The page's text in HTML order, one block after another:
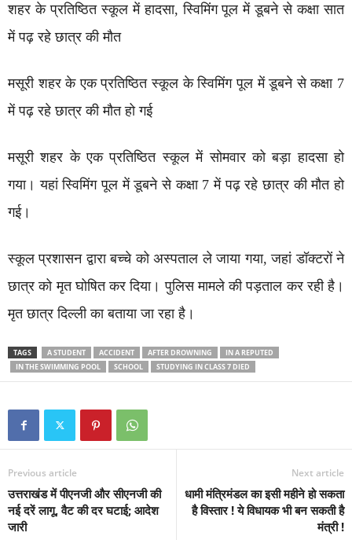
शहर के प्रतिष्ठित स्कूल में हादसा, स्विमिंग पूल में डूबने से कक्षा सात
में पढ़ रहे छात्र की मौत
मसूरी शहर के एक प्रतिष्ठित स्कूल के स्विमिंग पूल में डूबने से कक्षा 7
में पढ़ रहे छात्र की मौत हो गई
मसूरी शहर के एक प्रतिष्ठित स्कूल में सोमवार को बड़ा हादसा हो
गया। यहां स्विमिंग पूल में डूबने से कक्षा 7 में पढ़ रहे छात्र की मौत हो
गई।
स्कूल प्रशासन द्वारा बच्चे को अस्पताल ले जाया गया, जहां डॉक्टरों ने
छात्र को मृत घोषित कर दिया। पुलिस मामले की पड़ताल कर रही है।
मृत छात्र दिल्ली का बताया जा रहा है।
TAGS A STUDENT ACCIDENT AFTER DROWNING
IN A REPUTED
IN THE SWIMMING POOL
SCHOOL STUDYING IN CLASS 7 DIED
Previous article
उत्तराखंड में पीएनजी और सीएनजी की
नई दरें लागू, वैट की दर घटाई; आदेश
जारी
Next article
धामी मंत्रिमंडल का इसी महीने हो सकता
है विस्तार ! ये विधायक भी बन सकती है
मंत्री !